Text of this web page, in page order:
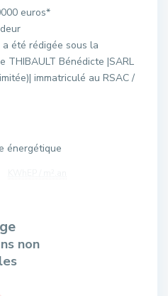
euros*
été rédigée sous la
THIBAULT Bénédicte |SARL
immatriculé au RSAC /
énergétique
non